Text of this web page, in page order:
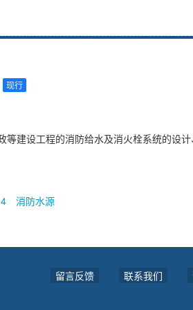
现行
4 消防水源
留言反馈 联系我们